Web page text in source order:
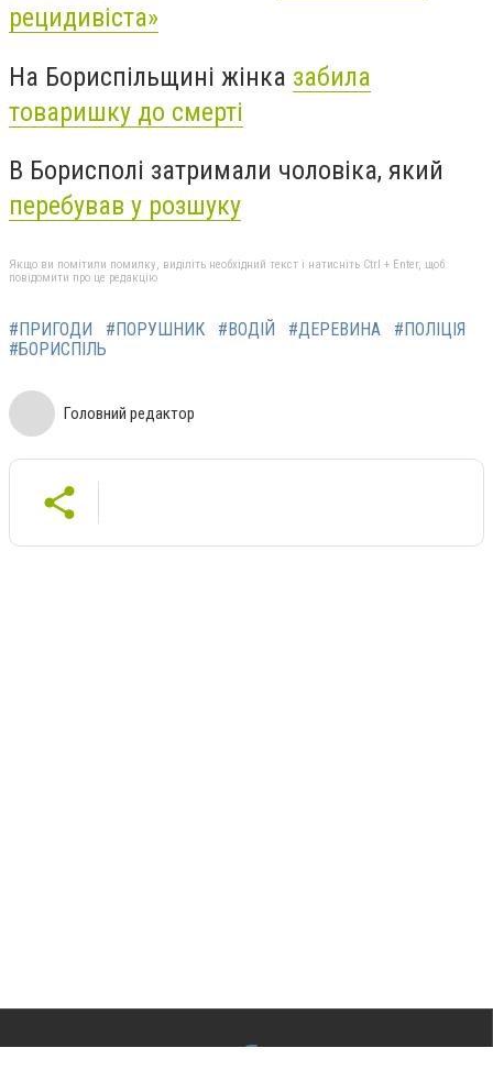
рецидивіста»
На Бориспільщині жінка забила
товаришку до смерті
В Борисполі затримали чоловіка, який
перебував у розшуку
Якщо ви помітили помилку, виділіть необхідний текст і натисніть Ctrl + Enter, щоб
повідомити про це редакцію
#ПРИГОДИ #ПОРУШНИК #ВОДІЙ #ДЕРЕВИНА
#ПОЛІЦІЯ
#БОРИСПІЛЬ
Головний редактор